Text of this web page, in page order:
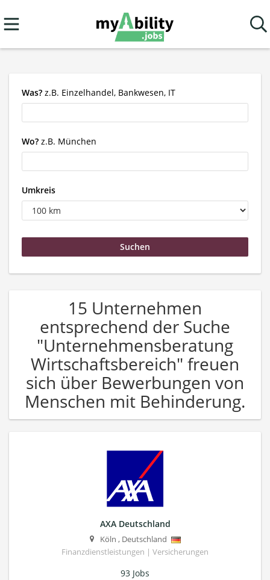
Was? z.B. Einzelhandel, Bankwesen, IT
Wo? z.B. München
Umkreis
15 Unternehmen
entsprechend der Suche
"Unternehmensberatung
Wirtschaftsbereich" freuen
sich über Bewerbungen von
Menschen mit Behinderung.
AXA Deutschland
Köln , Deutschland
Finanzdienstleistungen | Versicherungen
93 Jobs